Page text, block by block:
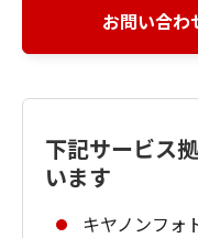
お問い合わ
下記サービス
います
キヤノンフォ